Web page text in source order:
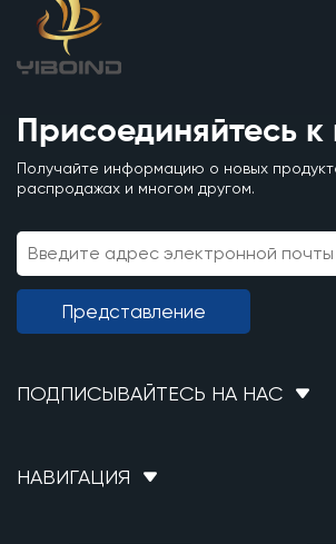
Присоединяйтесь
Получайте информацию о новых
распродажах и многом другом.
Представление
ПОДПИСЫВАЙТЕСЬ НА НАС
НАВИГАЦИЯ